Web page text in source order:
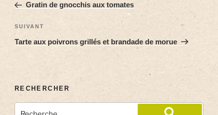
Gratin de gnocchis aux tomates
SUIVANT
Tarte aux poivrons grillés et brandade de morue
RECHERCHER